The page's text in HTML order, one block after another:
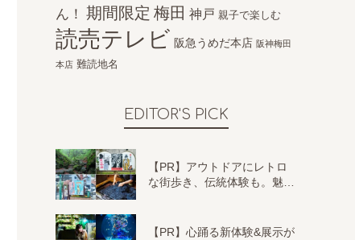
ん！ 期間限定 梅田 神戸 親子で楽しむ
読売テレビ 阪急うめだ本店 阪神梅田
本店 難読地名
EDITOR'S PICK
【PR】アウトドアにレトロ
な街歩き、伝統体験も。魅…
【PR】心踊る新体験&展示が